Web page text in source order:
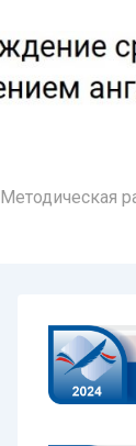
Методическая